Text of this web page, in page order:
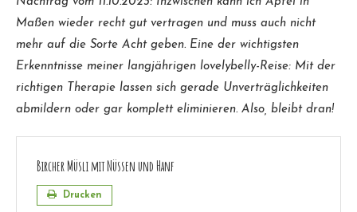
Maßen wieder recht gut vertragen und muss auch nicht
mehr auf die Sorte Acht geben. Eine der wichtigsten
Erkenntnisse meiner langjährigen lovelybelly-Reise: Mit der
richtigen Therapie lassen sich gerade Unverträglichkeiten
abmildern oder gar komplett eliminieren. Also, bleibt dran!
Bircher Müsli mit Nüssen und Hanf
Drucken